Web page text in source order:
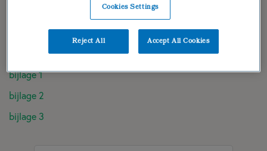
dieetbehandelplan
verantwoording | geraadpleegde literatuur
bijlage 1
bijlage 2
bijlage 3
Cookies Settings
Reject All Accept All Cookies